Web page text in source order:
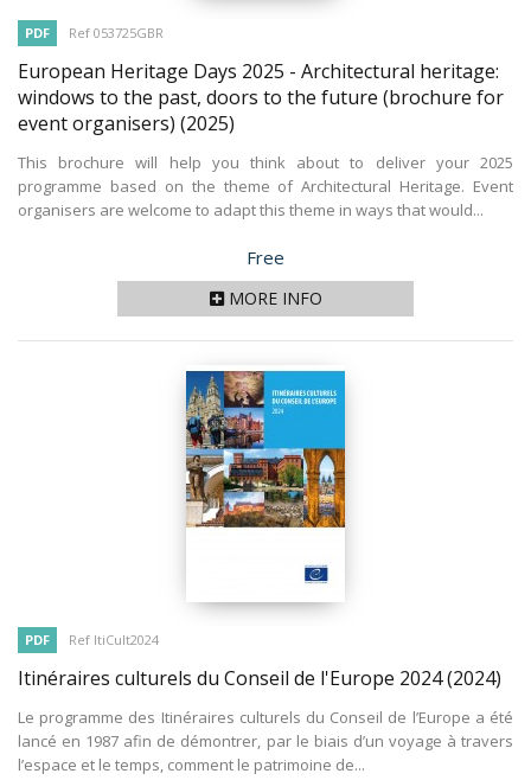
PDF Ref 053725GBR
European Heritage Days 2025 - Architectural heritage:
windows to the past, doors to the future (brochure for
event organisers) (2025)
This brochure will help you think about to deliver your 2025
programme based on the theme of Architectural Heritage. Event
organisers are welcome to adapt this theme in ways that would...
Price
Free
MORE INFO
PDF Ref ItiCult2024
Itinéraires culturels du Conseil de l'Europe 2024(2024)
Le programme des Itinéraires culturels du Conseil de l’Europe a été
lancé en 1987 afin de démontrer, par le biais d’un voyage à travers
l’espace et le temps, comment le patrimoine de...